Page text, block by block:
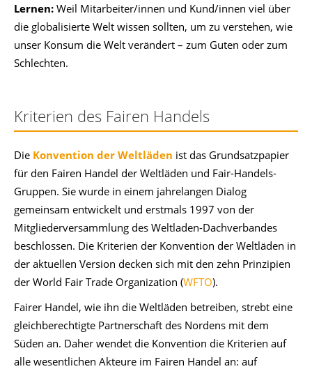
Lernen: Weil Mitarbeiter/innen und Kund/innen viel über
die globalisierte Welt wissen sollten, um zu verstehen, wie
unser Konsum die Welt verändert – zum Guten oder zum
Schlechten.
Kriterien des Fairen Handels
Die Konvention der Weltläden ist das Grundsatzpapier
für den Fairen Handel der Weltläden und Fair-Handels-
Gruppen. Sie wurde in einem jahrelangen Dialog
gemeinsam entwickelt und erstmals 1997 von der
Mitgliederversammlung des Weltladen-Dachverbandes
beschlossen. Die Kriterien der Konvention der Weltläden in
der aktuellen Version decken sich mit den zehn Prinzipien
der World Fair Trade Organization (WFTO).
Fairer Handel, wie ihn die Weltläden betreiben, strebt eine
gleichberechtigte Partnerschaft des Nordens mit dem
Süden an. Daher wendet die Konvention die Kriterien auf
alle wesentlichen Akteure im Fairen Handel an: auf